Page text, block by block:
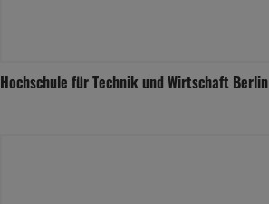
Hochschule für Technik und Wirtschaft Berlin